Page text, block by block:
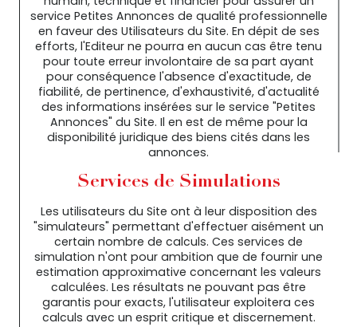
service Petites Annonces de qualité professionnelle
en faveur des Utilisateurs du Site. En dépit de ses
efforts, l'Editeur ne pourra en aucun cas être tenu
pour toute erreur involontaire de sa part ayant
pour conséquence l'absence d'exactitude, de
fiabilité, de pertinence, d'exhaustivité, d'actualité
des informations insérées sur le service "Petites
Annonces" du Site. Il en est de même pour la
disponibilité juridique des biens cités dans les
annonces.
Services de Simulations
Les utilisateurs du Site ont à leur disposition des
"simulateurs" permettant d'effectuer aisément un
certain nombre de calculs. Ces services de
simulation n'ont pour ambition que de fournir une
estimation approximative concernant les valeurs
calculées. Les résultats ne pouvant pas être
garantis pour exacts, l'utilisateur exploitera ces
calculs avec un esprit critique et discernement.